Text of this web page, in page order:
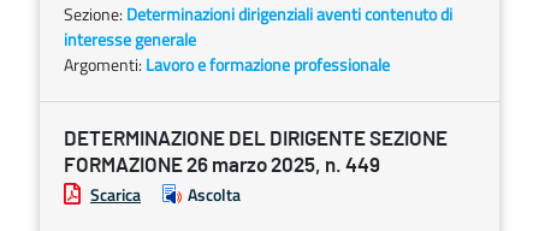
Sezione: Determinazioni dirigenziali aventi contenuto di
interesse generale
Argomenti: Lavoro e formazione professionale
DETERMINAZIONE DEL DIRIGENTE SEZIONE
FORMAZIONE 26 marzo 2025, n. 449
Scarica Ascolta